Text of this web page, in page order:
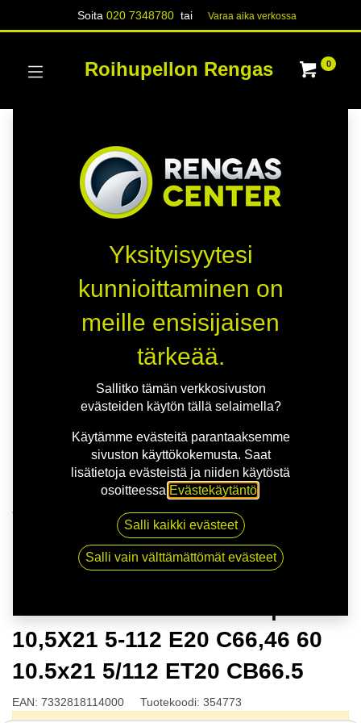
Soita020 7348780 tai Varaa aika verk​​​​ossa
Roihupellon Rengas 0
NITRO APEX FF G.GUN | 10,5X21 5-112 E20 C66,46
60 10.5x21 5/112 ET20 CB66.5
10,5X21 5-112 E20 C66,46 60
10.5x21 5/112 ET20 CB66.5
EAN: 7332818114000 Tuotekoodi: 354773
Yksityisyytesi
kunnioittaminen on
meille ensisijaisen
tärkeää.
Sallitko tämän verkkosivuston
evästeiden käytön tällä selaimella?
Käytämme evästeitä parantaaksemme
sivuston käyttökokemusta. Saat
lisätietoja evästeistä ja niiden käytöstä
osoitteessa Evästekäytäntö
Salli kaikki evästeet
Salli vain välttämättömät evästeet